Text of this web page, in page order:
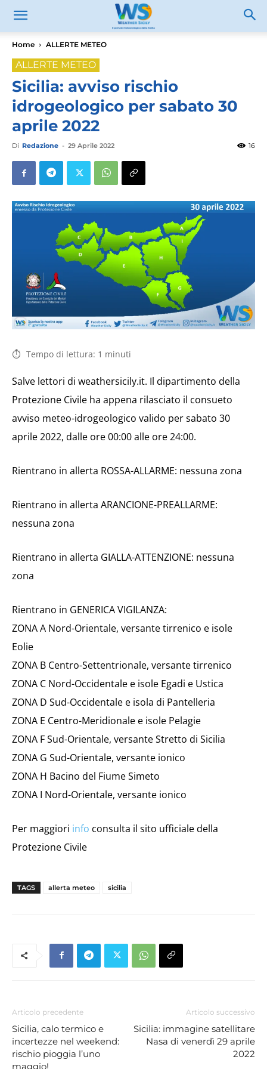
Home ALLERTE METEO
ALLERTE METEO
Sicilia: avviso rischio
idrogeologico per sabato 30
aprile 2022
Di Redazione - 29 Aprile 2022 16
Tempo di lettura: 1 minuti
Salve lettori di weathersicily.it. Il dipartimento della
Protezione Civile ha appena rilasciato il consueto
avviso meteo-idrogeologico valido per sabato 30
aprile 2022, dalle ore 00:00 alle ore 24:00.
Rientrano in allerta ROSSA-ALLARME: nessuna zona
Rientrano in allerta ARANCIONE-PREALLARME:
nessuna zona
Rientrano in allerta GIALLA-ATTENZIONE: nessuna
zona
Rientrano in GENERICA VIGILANZA:
ZONA A Nord-Orientale, versante tirrenico e isole
Eolie
ZONA B Centro-Settentrionale, versante tirrenico
ZONA C Nord-Occidentale e isole Egadi e Ustica
ZONA D Sud-Occidentale e isola di Pantelleria
ZONA E Centro-Meridionale e isole Pelagie
ZONA F Sud-Orientale, versante Stretto di Sicilia
ZONA G Sud-Orientale, versante ionico
ZONA H Bacino del Fiume Simeto
ZONA I Nord-Orientale, versante ionico
Per maggiori info consulta il sito ufficiale della
Protezione Civile
TAGS allerta meteo sicilia
Articolo precedente
Sicilia, calo termico e
incertezze nel weekend:
rischio pioggia l’uno
maggio!
Articolo successivo
Sicilia: immagine satellitare
Nasa di venerdì 29 aprile
2022